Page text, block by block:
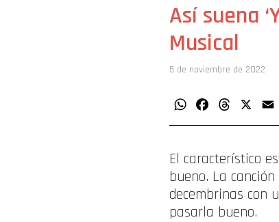
Así suena
Musical
5 de noviembre de 2022
WhatsAppFacebookThreads
El característico
bueno. La
decembrinas con
pasarla bueno.